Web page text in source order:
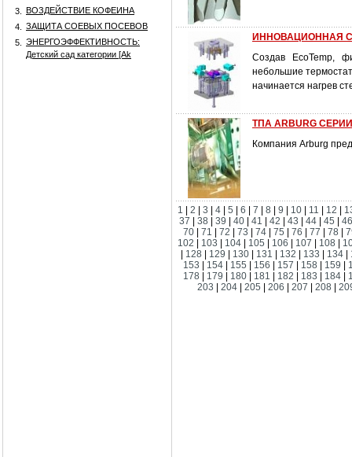
3.
ВОЗДЕЙСТВИЕ КОФЕИНА
4.
ЗАЩИТА СОЕВЫХ ПОСЕВОВ
5.
ЭНЕРГОЭФФЕКТИВНОСТЬ:
Детский сад категории [Аk
ИННОВАЦИОННАЯ
Создав EcoTemp,
небольшие
начинается нагрев
ТПА ARBURG СЕРИИ
Компания Arburg
1 2 3 4 5 6 7 8 9 10 11 12
37
|38 |39 |40 |41 |42 |43 |44 |45 |
70
71 72 73 74 75 76 77 78
102
103 104 105 106 107 108
128 129 130 131 132 133 134
153
154 155 156 157 158 159
178
179 180 181 182 183 184
203
|204 |205 |206 |207 |208 |